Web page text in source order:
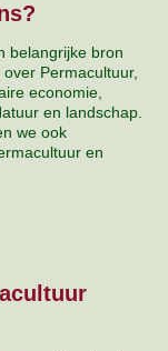
belangrijke bron
Permacultuur,
economie,
en landschap.
we ook
en